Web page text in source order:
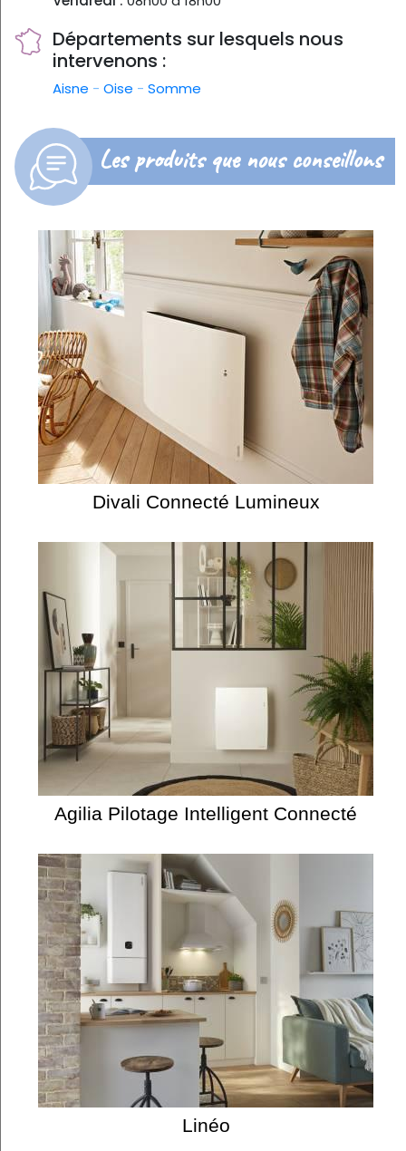
Départements sur lesquels nous
intervenons :
Aisne - Oise - Somme
Les produits que nous conseillons
Divali Connecté Lumineux
Agilia Pilotage Intelligent Connecté
Linéo